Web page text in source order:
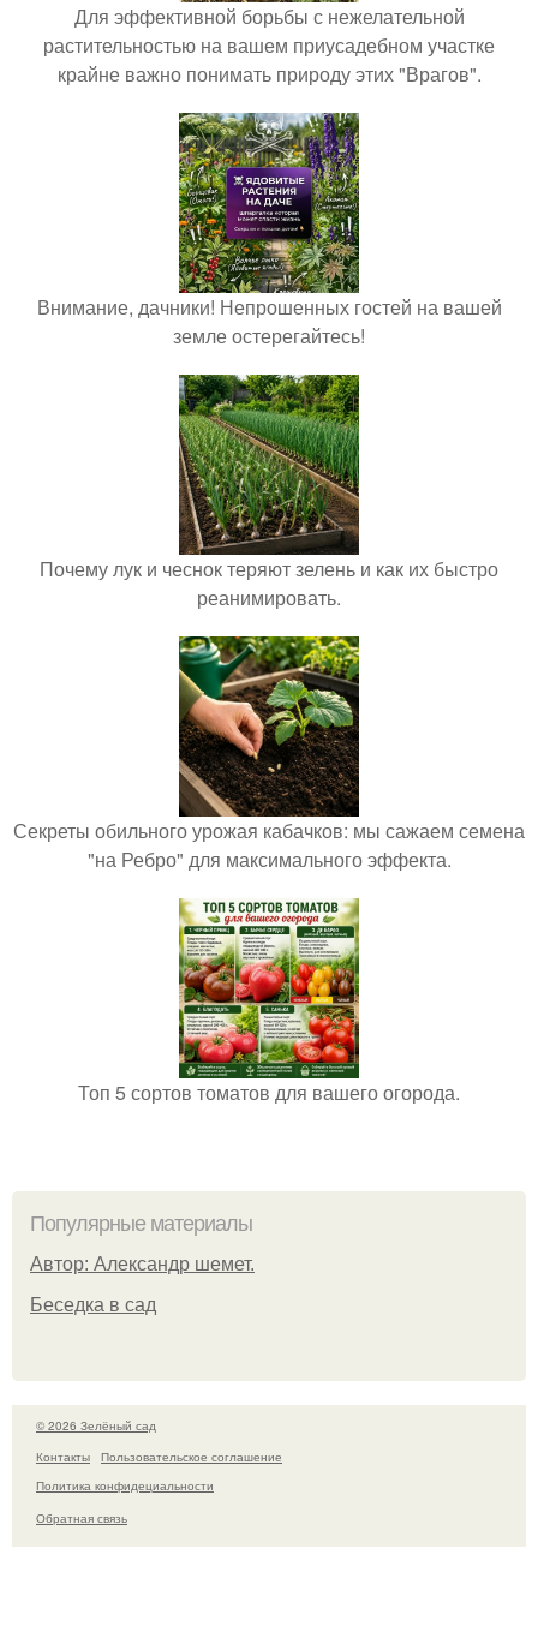
Для эффективной борьбы с нежелательной
растительностью на вашем приусадебном участке
крайне важно понимать природу этих "Врагов".
Внимание, дачники! Непрошенных гостей на вашей
земле остерегайтесь!
Почему лук и чеснок теряют зелень и как их быстро
реанимировать.
Секреты обильного урожая кабачков: мы сажаем семена
"на Ребро" для максимального эффекта.
Топ 5 сортов томатов для вашего огорода.
Популярные материалы
Автор: Александр шемет.
Беседка в сад
© 2026 Зелёный сад
Контакты
Пользовательское соглашение
Политика конфидециальности
Обратная связь